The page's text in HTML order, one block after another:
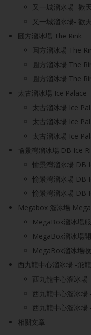
又一城溜冰場- 歡
又一城溜冰場- 歡
圓方溜冰場 The Rink
圓方溜冰場 The
圓方溜冰場 The
圓方溜冰場 The
太古溜冰場 Ice Palace
太古溜冰場 Ice
太古溜冰場 Ice
太古溜冰場 Ice
愉景灣溜冰場 DB Ice
愉景灣溜冰場 DB
愉景灣溜冰場 DB
愉景灣溜冰場 DB
Megabox 溜冰場
MegaBox溜冰場
MegaBox溜冰場
MegaBox溜冰場
西九龍中心溜冰場 -飛
西九龍中心溜冰場
西九龍中心溜冰場
西九龍中心溜冰場
相關文章